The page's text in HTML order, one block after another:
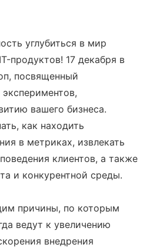
углубиться в мир
IT-продуктов! 17 декабря в
посвященный
вашего бизнеса.
как находить
в метриках, извлекать
клиентов, а также
и конкурентной среды.
причины, по которым
ведут к увеличению
внедрения